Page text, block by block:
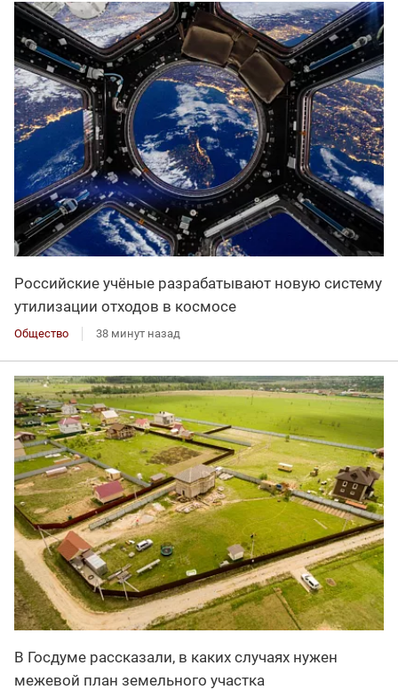
Российские учёные разрабатывают новую систему
утилизации отходов в космосе
Общество 38 минут назад
В Госдуме рассказали, в каких случаях нужен
межевой план земельного участка